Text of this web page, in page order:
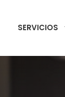
SERVICIOS